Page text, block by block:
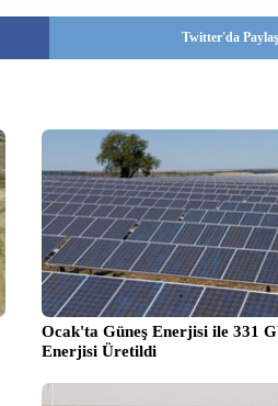
Twitter'da Paylaş
Ocak'ta Güneş Enerjisi ile 331
Enerjisi Üretildi